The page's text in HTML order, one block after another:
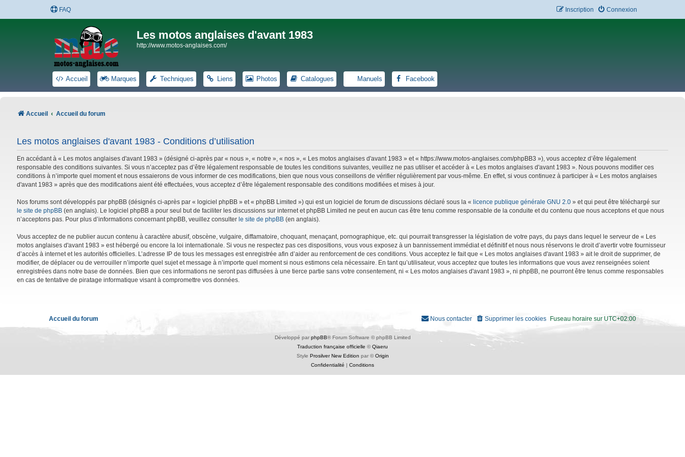
FAQ Connexion
Inscription
Les motos anglaises d'avant 1983
http://www.motos-anglaises.com/
Accueil Marques Techniques Liens Photos Catalogues Manuels Facebook
Accueil Accueil du forum
Les motos anglaises d'avant 1983 - Conditions d’utilisation
En accédant à « Les motos anglaises d'avant 1983 » (désigné ci-après par « nous », « notre », « nos », « Les motos anglaises d'avant 1983 » et « https://www.motos-anglaises.com/phpBB3 »), vous acceptez d’être légalement
responsable des conditions suivantes. Si vous n’acceptez pas d’être légalement responsable de toutes les conditions suivantes, veuillez ne pas utiliser et accéder à « Les motos anglaises d'avant 1983 ». Nous pouvons modifier ces
conditions à n’importe quel moment et nous essaierons de vous informer de ces modifications, bien que nous vous conseillons de vérifier régulièrement par vous-même. En effet, si vous continuez à participer à « Les motos anglaises
d'avant 1983 » après que des modifications aient été effectuées, vous acceptez d’être légalement responsable des conditions modifiées et mises à jour.
Nos forums sont développés par phpBB (désignés ci-après par « logiciel phpBB » et « phpBB Limited ») qui est un logiciel de forum de discussions déclaré sous la « licence publique générale GNU 2.0 » et qui peut être téléchargé sur
le site de phpBB (en anglais). Le logiciel phpBB a pour seul but de faciliter les discussions sur internet et phpBB Limited ne peut en aucun cas être tenu comme responsable de la conduite et du contenu que nous acceptons et que nous
n’acceptons pas. Pour plus d’informations concernant phpBB, veuillez consulter le site de phpBB (en anglais).
Vous acceptez de ne publier aucun contenu à caractère abusif, obscène, vulgaire, diffamatoire, choquant, menaçant, pornographique, etc. qui pourrait transgresser la législation de votre pays, du pays dans lequel le serveur de « Les
motos anglaises d'avant 1983 » est hébergé ou encore la loi internationale. Si vous ne respectez pas ces dispositions, vous vous exposez à un bannissement immédiat et définitif et nous nous réservons le droit d’avertir votre fournisseur
d’accès à internet et les autorités officielles. L’adresse IP de tous les messages est enregistrée afin d’aider au renforcement de ces conditions. Vous acceptez le fait que « Les motos anglaises d'avant 1983 » ait le droit de supprimer, de
modifier, de déplacer ou de verrouiller n’importe quel sujet et message à n’importe quel moment si nous estimons cela nécessaire. En tant qu’utilisateur, vous acceptez que toutes les informations que vous avez renseignées soient
enregistrées dans notre base de données. Bien que ces informations ne seront pas diffusées à une tierce partie sans votre consentement, ni « Les motos anglaises d'avant 1983 », ni phpBB, ne pourront être tenus comme responsables
en cas de tentative de piratage informatique visant à compromettre vos données.
Accueil du forum Fuseau horaire sur UTC+02:00
Supprimer les cookies
Nous contacter
Développé par phpBB® Forum Software © phpBB Limited
Traduction française officielle ©Qiaeru
Style Prosilver New Edition par ©Origin
Confidentialité
Conditions